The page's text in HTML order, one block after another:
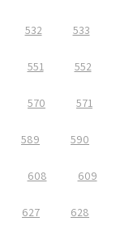
532 533
551 552
570 571
589 590
608 609
627 628